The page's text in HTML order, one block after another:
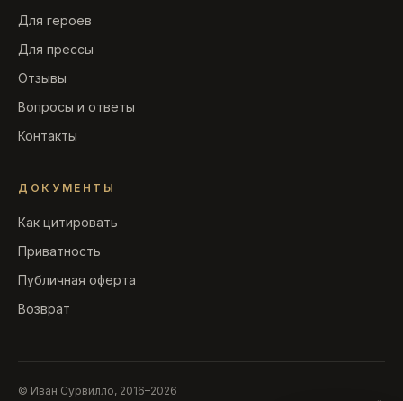
Для героев
Для прессы
Отзывы
Вопросы и ответы
Контакты
ДОКУМЕНТЫ
Как цитировать
Приватность
Публичная оферта
Возврат
© Иван Сурвилло, 2016–2026